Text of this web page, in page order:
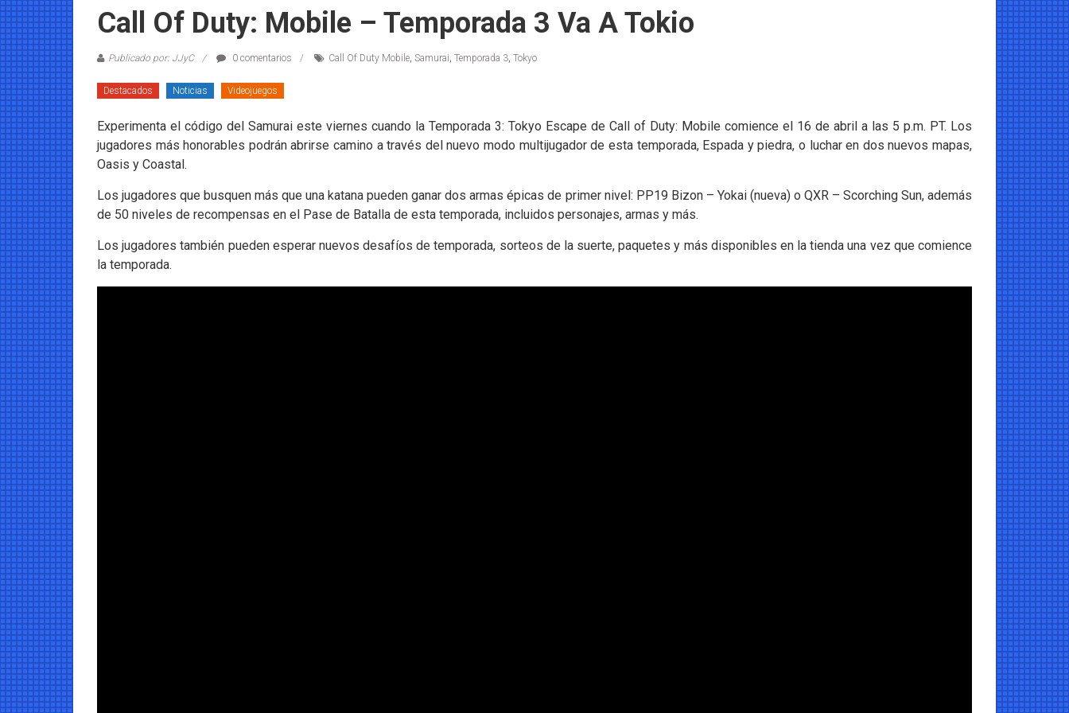
Coleccionables
y
entretenimiento
coleccionistas.
Call Of Duty: Mobile – Temporada 3 Va A Tokio
Publicado por: JJyC 0 comentarios Call Of Duty Mobile, Samurai, Temporada 3, Tokyo
Destacados Noticias Videojuegos
Experimenta el código del Samurai este viernes cuando la Temporada 3: Tokyo Escape de Call of Duty: Mobile comience el 16 de abril a las 5 p.m. PT. Los
jugadores más honorables podrán abrirse camino a través del nuevo modo multijugador de esta temporada, Espada y piedra, o luchar en dos nuevos mapas,
Oasis y Coastal.
Los jugadores que busquen más que una katana pueden ganar dos armas épicas de primer nivel: PP19 Bizon – Yokai (nueva) o QXR – Scorching Sun, además
de 50 niveles de recompensas en el Pase de Batalla de esta temporada, incluidos personajes, armas y más.
Los jugadores también pueden esperar nuevos desafíos de temporada, sorteos de la suerte, paquetes y más disponibles en la tienda una vez que comience
la temporada.